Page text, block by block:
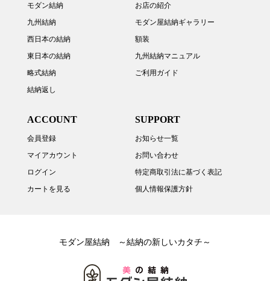
モダン結納
九州結納
西日本の結納
東日本の結納
略式結納
結納返し
お店の紹介
モダン屋結納ギャラリー
額装
九州結納マニュアル
ご利用ガイド
ACCOUNT
会員登録
マイアカウント
ログイン
カートを見る
SUPPORT
お知らせ一覧
お問い合わせ
特定商取引法に基づく表記
個人情報保護方針
モダン屋結納 ～結納の新しいカタチ～